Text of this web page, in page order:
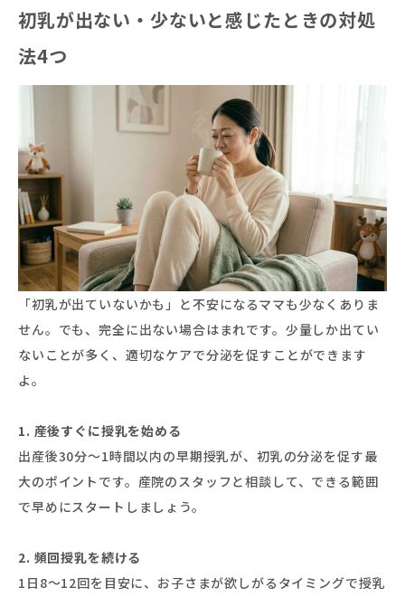
初乳が出ない・少ないと感じたときの対処
法4つ
「初乳が出ていないかも」と不安になるママも少なくありま
せん。でも、完全に出ない場合はまれです。少量しか出てい
ないことが多く、適切なケアで分泌を促すことができます
よ。
1. 産後すぐに授乳を始める
出産後30分〜1時間以内の早期授乳が、初乳の分泌を促す最
大のポイントです。産院のスタッフと相談して、できる範囲
で早めにスタートしましょう。
2. 頻回授乳を続ける
1日8〜12回を目安に、お子さまが欲しがるタイミングで授乳